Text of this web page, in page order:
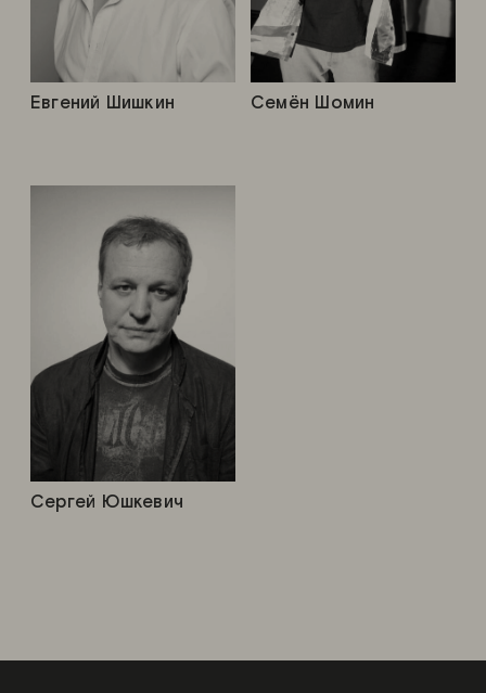
Семён Шомин
Сергей Юшкевич
Евгений Шишкин